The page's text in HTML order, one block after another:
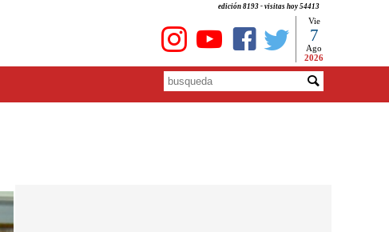
edición 8193 - visitas hoy 54413
Vie
7
Ago
2026